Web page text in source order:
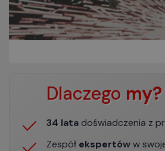
Dlaczego my?
34 latadoświadczenia z
Zespół ekspertóww